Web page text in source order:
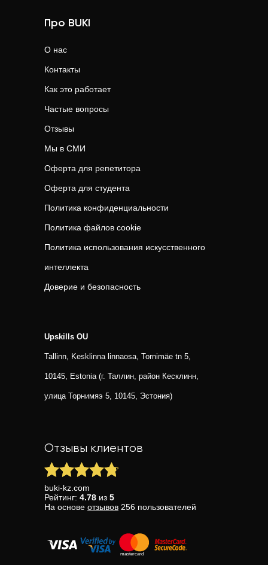
Про BUKI
О нас
Контакты
Как это работает
Частые вопросы
Отзывы
Мы в СМИ
Оферта для репетитора
Оферта для студента
Политика конфиденциальности
Политика файлов cookie
Политика использования искусственного
интеллекта
Доверие и безопасность
Upskills OU
Tallinn, Kesklinna linnaosa, Tornimäe tn 5,
10145, Estonia (г. Таллин, район Кесклинн,
улица Торнимяэ 5, 10145, Эстония)
Отзывы клиентов
buki-kz.com
Рейтинг: 4.78 из 5
На основе отзывов 256 пользователей